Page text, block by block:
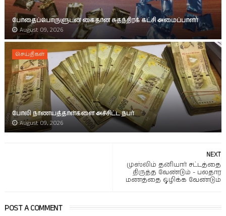
போதைப்பொருளுடன் கைதான சுதந்திரக் கட்சி அமைப்பாளர்
August 09, 2026
செய்திகள்
போலி நாணயத்தாள்களை அச்சிட்ட நபர்
August 09, 2026
NEXT
முஸ்லிம் தனியார் சட்டத்தை
திருத்த வேண்டும் - பலதார
மணத்தை ஒழிக்க வேண்டும்
POST A COMMENT